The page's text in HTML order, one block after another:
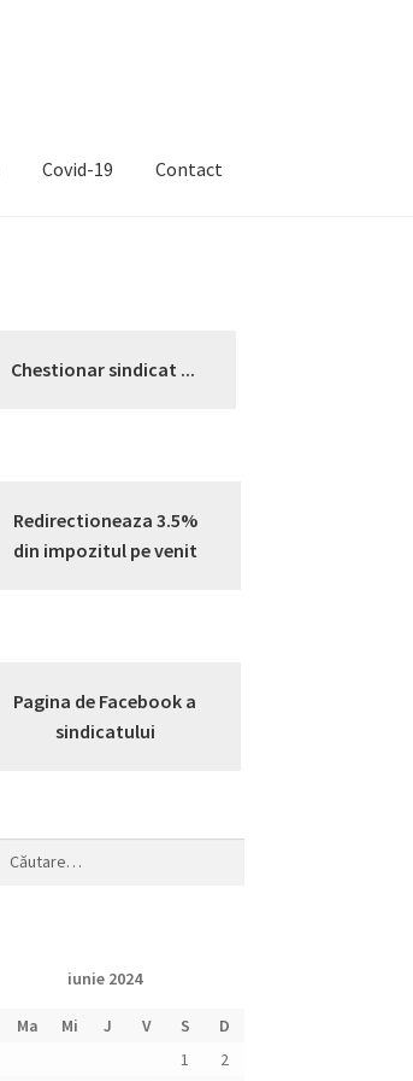
Covid-19 Contact
Chestionar sindicat ...
Redirectioneaza 3.5%
din impozitul pe venit
Pagina de Facebook a
sindicatului
iunie 2024
Ma Mi J V S
D
1
2